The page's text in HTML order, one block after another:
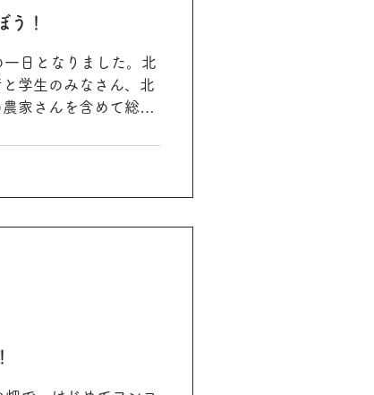
う！
日となりました。北
学生のみなさん、北
家さんを含めて総勢